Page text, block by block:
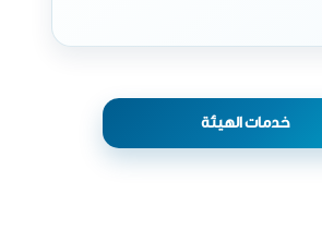
خدمات الهيئة